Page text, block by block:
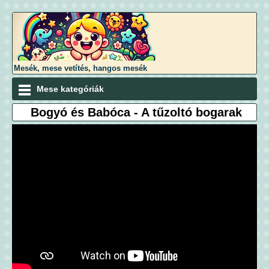
Mesék, mese vetítés, hangos mesék
Mese kategóriák
Bogyó és Babóca - A tűzoltó bogarak